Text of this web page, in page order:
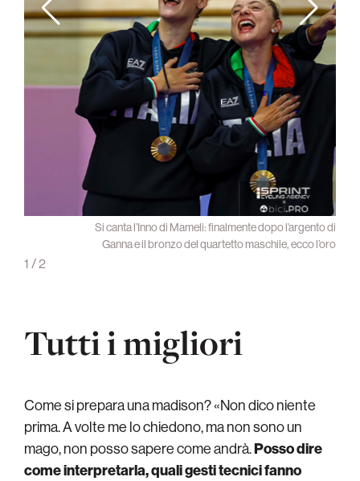
Si canta l’Inno di Mameli: finalmente dopo l’argento di
Ganna e il bronzo del quartetto maschile, ecco l’oro
1 / 2
Tutti i migliori
Come si prepara una madison? «Non dico niente
prima. A volte me lo chiedono, ma non sono un
mago, non posso sapere come andrà.Posso dire
come interpretarla, quali gesti tecnici fanno